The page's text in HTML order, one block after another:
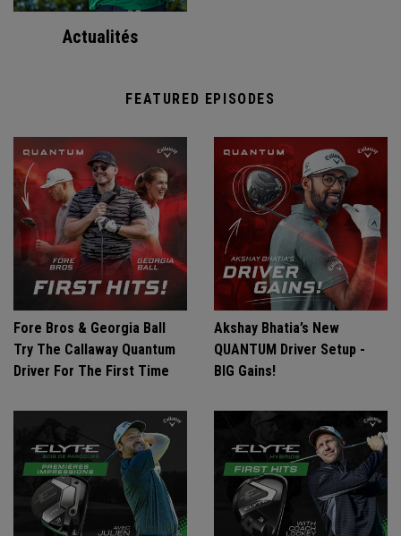
Actualités
FEATURED EPISODES
Fore Bros & Georgia Ball
Try The Callaway Quantum
Driver For The First Time
Akshay Bhatia’s New
QUANTUM Driver Setup -
BIG Gains!